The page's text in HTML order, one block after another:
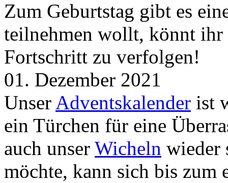
Zum Geburtstag gibt es
teilnehmen wollt, könnt
Fortschritt zu verfolgen!
01. Dezember 2021
Unser Adventskalender ist
ein Türchen für eine
auch unser Wicheln wieder
möchte, kann sich bis